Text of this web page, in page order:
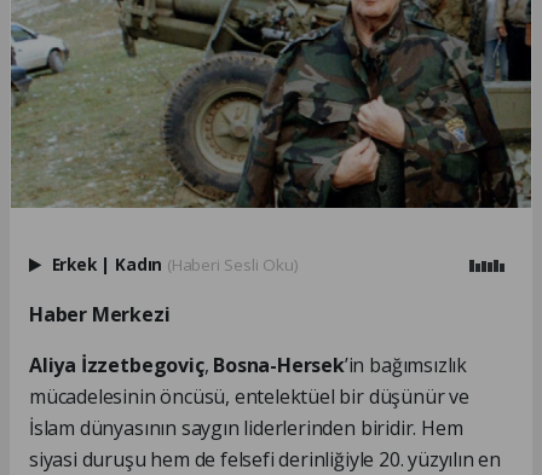
Erkek | Kadın (Haberi Sesli Oku)
Haber Merkezi
Aliya İzzetbegoviç, Bosna-Hersek’in bağımsızlık
mücadelesinin öncüsü, entelektüel bir düşünür ve
İslam dünyasının saygın liderlerinden biridir. Hem
siyasi duruşu hem de felsefi derinliğiyle 20. yüzyılın en